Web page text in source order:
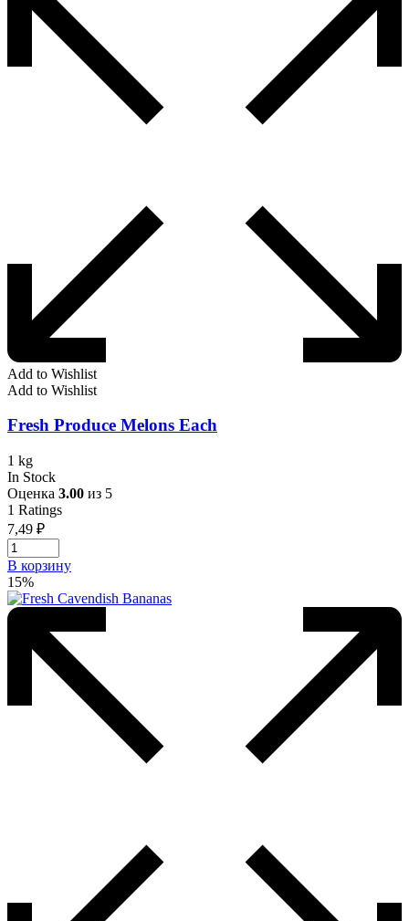
Add to Wishlist
Add to Wishlist
Fresh Produce Melons Each
1 kg
In Stock
Оценка 3.00 из 5
1 Ratings
7,49 ₽
В корзину
15%